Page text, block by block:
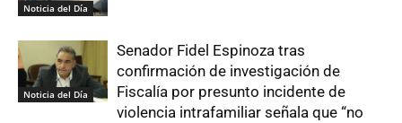
Noticia del Día
Noticia del Día
Senador Fidel Espinoza tras
confirmación de investigación de
Fiscalía por presunto incidente de
violencia intrafamiliar señala que “no